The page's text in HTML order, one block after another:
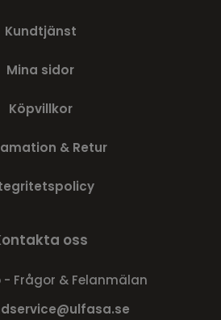
Kundtjänst
Mina sidor
Köpvillkor
& Retur
oss
- Frågor & Felanmälan